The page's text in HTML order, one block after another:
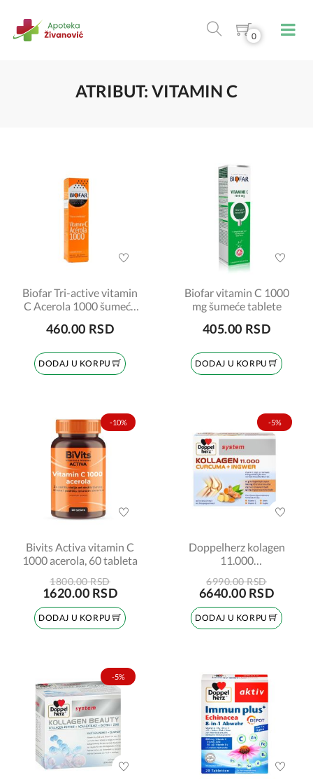
0
ATRIBUT: VITAMIN C
Biofar Tri-active vitamin
C Acerola 1000 šumeće
460.00 RSD
DODAJ U KORPU
Biofar vitamin C 1000
mg šumeće tablete
405.00 RSD
DODAJ U KORPU
-10%
Bivits Activa vitamin C
1000 acerola, 60 tableta
1800.00 RSD
1620.00 RSD
DODAJ U KORPU
-5%
Doppelherz kolagen
11.000
ampula
6990.00 RSD
6640.00 RSD
DODAJ U KORPU
-5%